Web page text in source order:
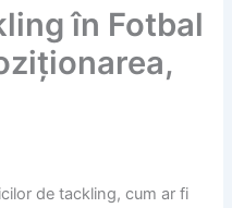
în Fotbal
de tackling, cum ar fi